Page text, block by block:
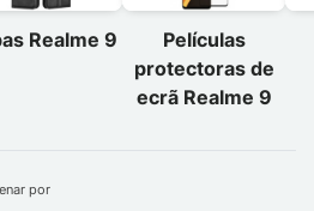
Realme 9
Películas
protectoras de
ecrã Realme 9
por